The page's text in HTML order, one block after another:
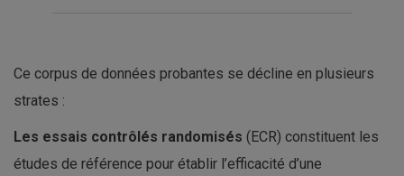
Ce corpus de données probantes se décline en plusieurs
strates :
Les essais contrôlés randomisés (ECR) constituent les
études de référence pour établir l’efficacité d’une